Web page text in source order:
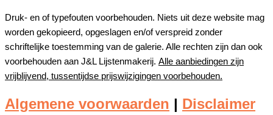
Druk- en of typefouten voorbehouden. Niets uit deze website mag
worden gekopieerd, opgeslagen en/of verspreid zonder
schriftelijke toestemming van de galerie. Alle rechten zijn dan ook
voorbehouden aan J&L Lijstenmakerij. Alle aanbiedingen zijn
vrijblijvend, tussentijdse prijswijzigingen voorbehouden.
Algemene voorwaarden Disclaimer